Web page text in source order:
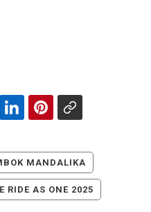
MANDALIKA
RIDE AS ONE 2025